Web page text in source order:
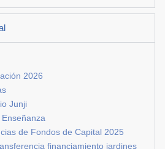
2026
Junji
de Fondos de Capital 2025
financiamiento jardines